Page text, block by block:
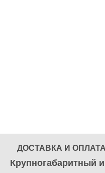
ДОСТАВКА И ОПЛАТА
Крупногабаритный